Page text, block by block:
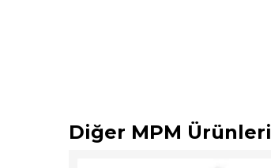
Diğer MPM Ürünleri